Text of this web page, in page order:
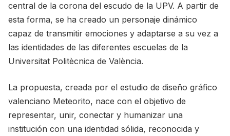
central de la corona del escudo de la UPV. A partir de
esta forma, se ha creado un personaje dinámico
capaz de transmitir emociones y adaptarse a su vez a
las identidades de las diferentes escuelas de la
Universitat Politècnica de València.
La propuesta, creada por el estudio de diseño gráfico
valenciano Meteorito, nace con el objetivo de
representar, unir, conectar y humanizar una
institución con una identidad sólida, reconocida y